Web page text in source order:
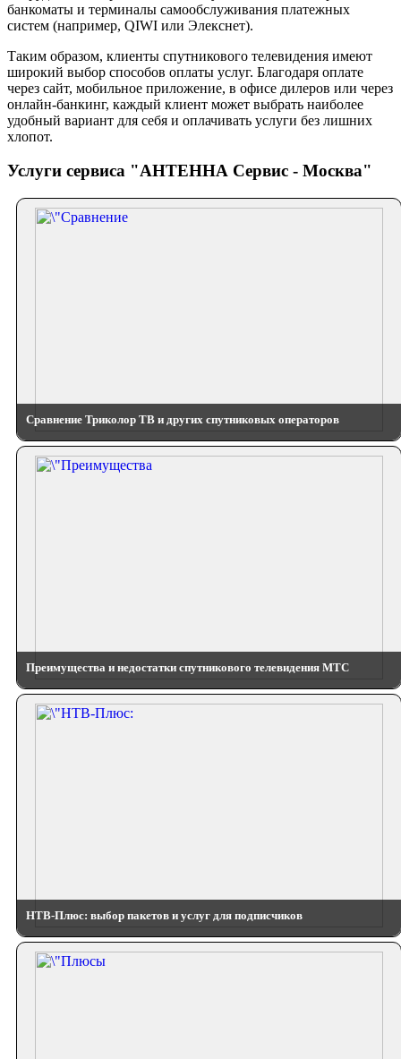
банкоматы и терминалы самообслуживания платежных
систем (например, QIWI или Элекснет).
Таким образом, клиенты спутникового телевидения имеют
широкий выбор способов оплаты услуг. Благодаря оплате
через сайт, мобильное приложение, в офисе дилеров или через
онлайн-банкинг, каждый клиент может выбрать наиболее
удобный вариант для себя и оплачивать услуги без лишних
хлопот.
Услуги сервиса "АНТЕННА Сервис - Москва"
Сравнение Триколор ТВ и других спутниковых операторов
Преимущества и недостатки спутникового телевидения МТС
НТВ-Плюс: выбор пакетов и услуг для подписчиков